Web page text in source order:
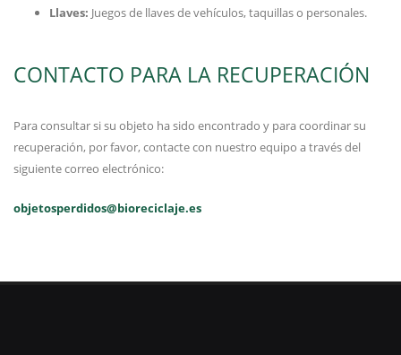
Llaves: Juegos de llaves de vehículos, taquillas o personales.
CONTACTO PARA LA RECUPERACIÓN
Para consultar si su objeto ha sido encontrado y para coordinar su
recuperación, por favor, contacte con nuestro equipo a través del
siguiente correo electrónico:
objetosperdidos@bioreciclaje.es